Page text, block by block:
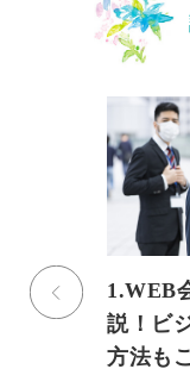
1.WEB
説！ビ
方法も